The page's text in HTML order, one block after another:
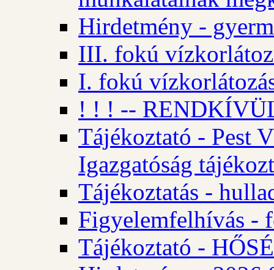
Hirdetmény -
III. fokú
I. fokú
! ! ! --
Tájékoztató - Pest
Igazgatóság
Tájékoztatás -
Figyelemfelhívás -
Tájékoztató -